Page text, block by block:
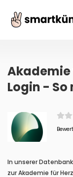
Akademie
Login -
In unserer
zur Akademie für